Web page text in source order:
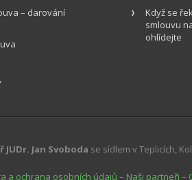
– darování
Když se
smlouvu
ohlídejte
Jan Svoboda se sídlem v Teplicích,
a ochrana osobních údajů – Naši partneři –